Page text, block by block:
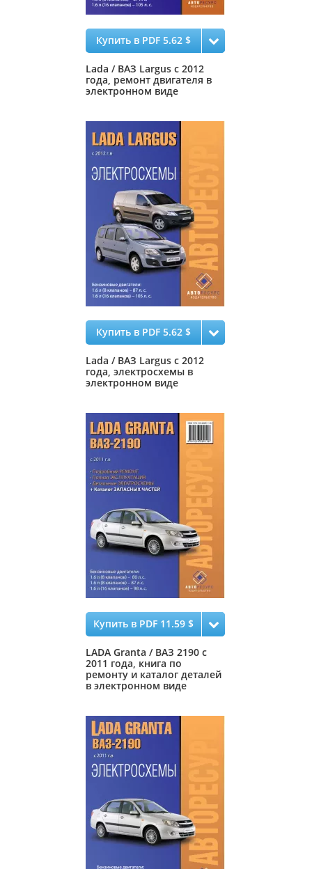
Купить в PDF 5.62 $
Lada / ВАЗ Largus с 2012
года, ремонт двигателя в
электронном виде
Купить в PDF 5.62 $
Lada / ВАЗ Largus с 2012
года, электросхемы в
электронном виде
Купить в PDF 11.59 $
LADA Granta / ВАЗ 2190 с
2011 года, книга по
ремонту и каталог деталей
в электронном виде